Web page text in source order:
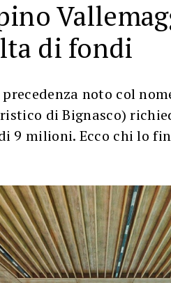
di fondi
noto col
di Bignasco)
9 milioni. Ecco chi lo